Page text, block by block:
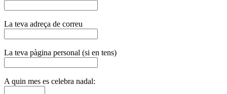
La teva adreça de correu
La teva pàgina personal (si en tens)
A quin mes es celebra nadal: